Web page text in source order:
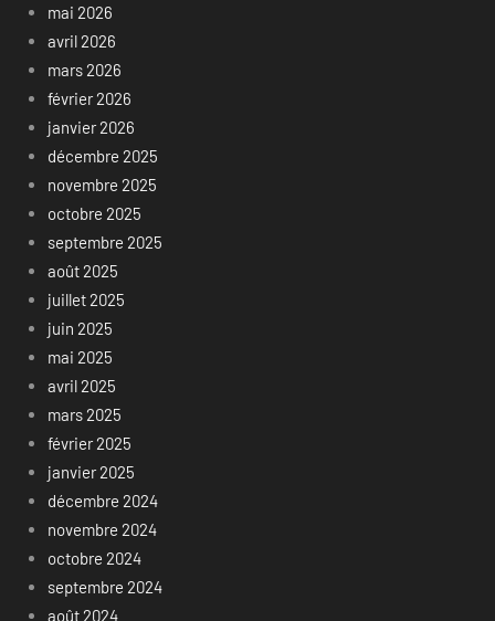
mai 2026
avril 2026
mars 2026
février 2026
janvier 2026
décembre 2025
novembre 2025
octobre 2025
septembre 2025
août 2025
juillet 2025
juin 2025
mai 2025
avril 2025
mars 2025
février 2025
janvier 2025
décembre 2024
novembre 2024
octobre 2024
septembre 2024
août 2024